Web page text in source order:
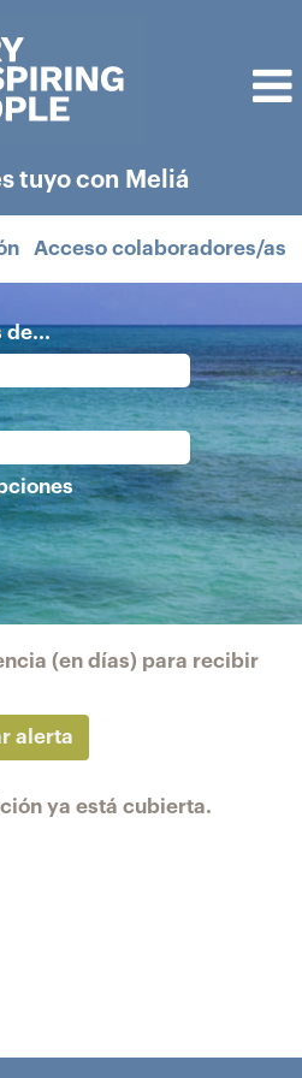
tuyo con Meliá
Acceso colaboradores/as
de...
(en días) para recibir
alerta
ya está cubierta.